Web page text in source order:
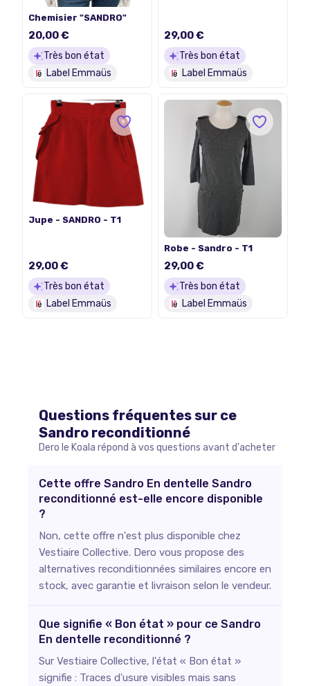
Chemisier "SANDRO"
20,00 €
Très bon état
Label Emmaüs
29,00 €
Très bon état
Label Emmaüs
Jupe - SANDRO - T1
29,00 €
Très bon état
Label Emmaüs
Robe - Sandro - T1
29,00 €
Très bon état
Label Emmaüs
Questions fréquentes sur ce
Sandro reconditionné
Dero le Koala répond à vos questions avant d'acheter
Cette offre Sandro En dentelle Sandro
reconditionné est-elle encore disponible
?
Non, cette offre n'est plus disponible chez
Vestiaire Collective. Dero vous propose des
alternatives reconditionnées similaires encore en
stock, avec garantie et livraison selon le vendeur.
Que signifie « Bon état » pour ce Sandro
En dentelle reconditionné ?
Sur Vestiaire Collective, l'état « Bon état »
signifie : Traces d'usure visibles mais sans